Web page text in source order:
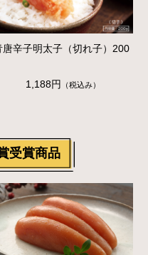
唐辛子明太子（切れ子）200
1,188円
（税込み）
受賞商品